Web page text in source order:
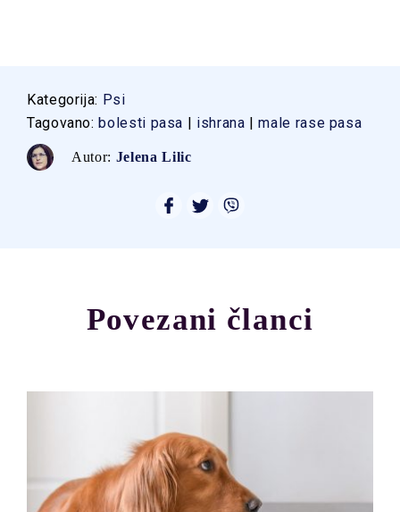
Kategorija: Psi
Tagovano: bolesti pasa ishrana |male rase pasa
Autor: Jelena Lilic
Povezani članci